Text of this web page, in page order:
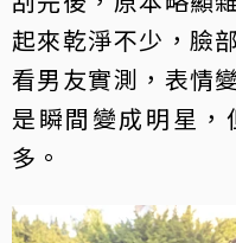
起來乾淨不少，臉
看男友實測，表情
是瞬間變成明星
多。